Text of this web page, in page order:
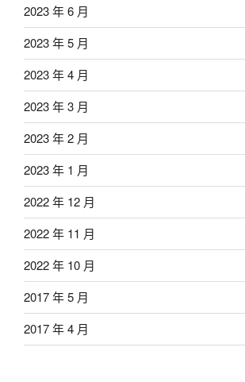
2023 年 6 月
2023 年 5 月
2023 年 4 月
2023 年 3 月
2023 年 2 月
2023 年 1 月
2022 年 12 月
2022 年 11 月
2022 年 10 月
2017 年 5 月
2017 年 4 月